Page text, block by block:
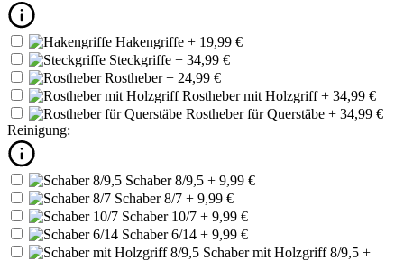
Hakengriffe + 19,99 €
Steckgriffe + 34,99 €
Rostheber+ 24,99 €
Rostheber mit Holzgriff+ 34,99 €
Rostheber für Querstäbe + 34,99 €
Reinigung:
Schaber 8/9,5 + 9,99 €
Schaber 8/7 + 9,99 €
Schaber 10/7 + 9,99 €
Schaber 6/14 + 9,99 €
Schaber mit Holzgriff 8/9,5 +